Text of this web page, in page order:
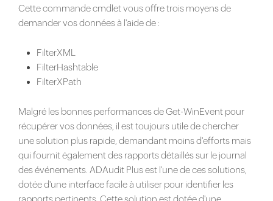
Cette commande cmdlet vous offre trois moyens de
demander vos données à l'aide de :
FilterXML
FilterHashtable
FilterXPath
Malgré les bonnes performances de Get-WinEvent pour
récupérer vos données, il est toujours utile de chercher
une solution plus rapide, demandant moins d'efforts mais
qui fournit également des rapports détaillés sur le journal
des événements. ADAudit Plus est l'une de ces solutions,
dotée d'une interface facile à utiliser pour identifier les
rapports pertinents. Cette solution est dotée d'une